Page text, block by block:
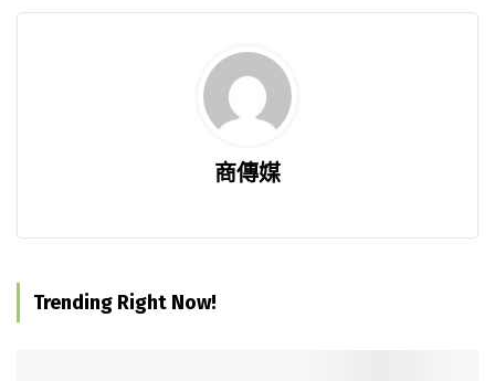
商傳媒
Trending Right Now!